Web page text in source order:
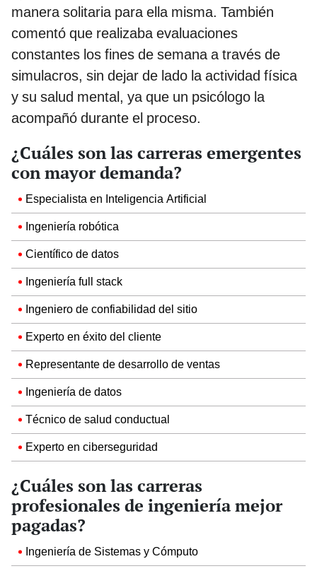
manera solitaria para ella misma. También
comentó que realizaba evaluaciones
constantes los fines de semana a través de
simulacros, sin dejar de lado la actividad física
y su salud mental, ya que un psicólogo la
acompañó durante el proceso.
¿Cuáles son las carreras emergentes
con mayor demanda?
Especialista en Inteligencia Artificial
Ingeniería robótica
Científico de datos
Ingeniería full stack
Ingeniero de confiabilidad del sitio
Experto en éxito del cliente
Representante de desarrollo de ventas
Ingeniería de datos
Técnico de salud conductual
Experto en ciberseguridad
¿Cuáles son las carreras
profesionales de ingeniería mejor
pagadas?
Ingeniería de Sistemas y Cómputo